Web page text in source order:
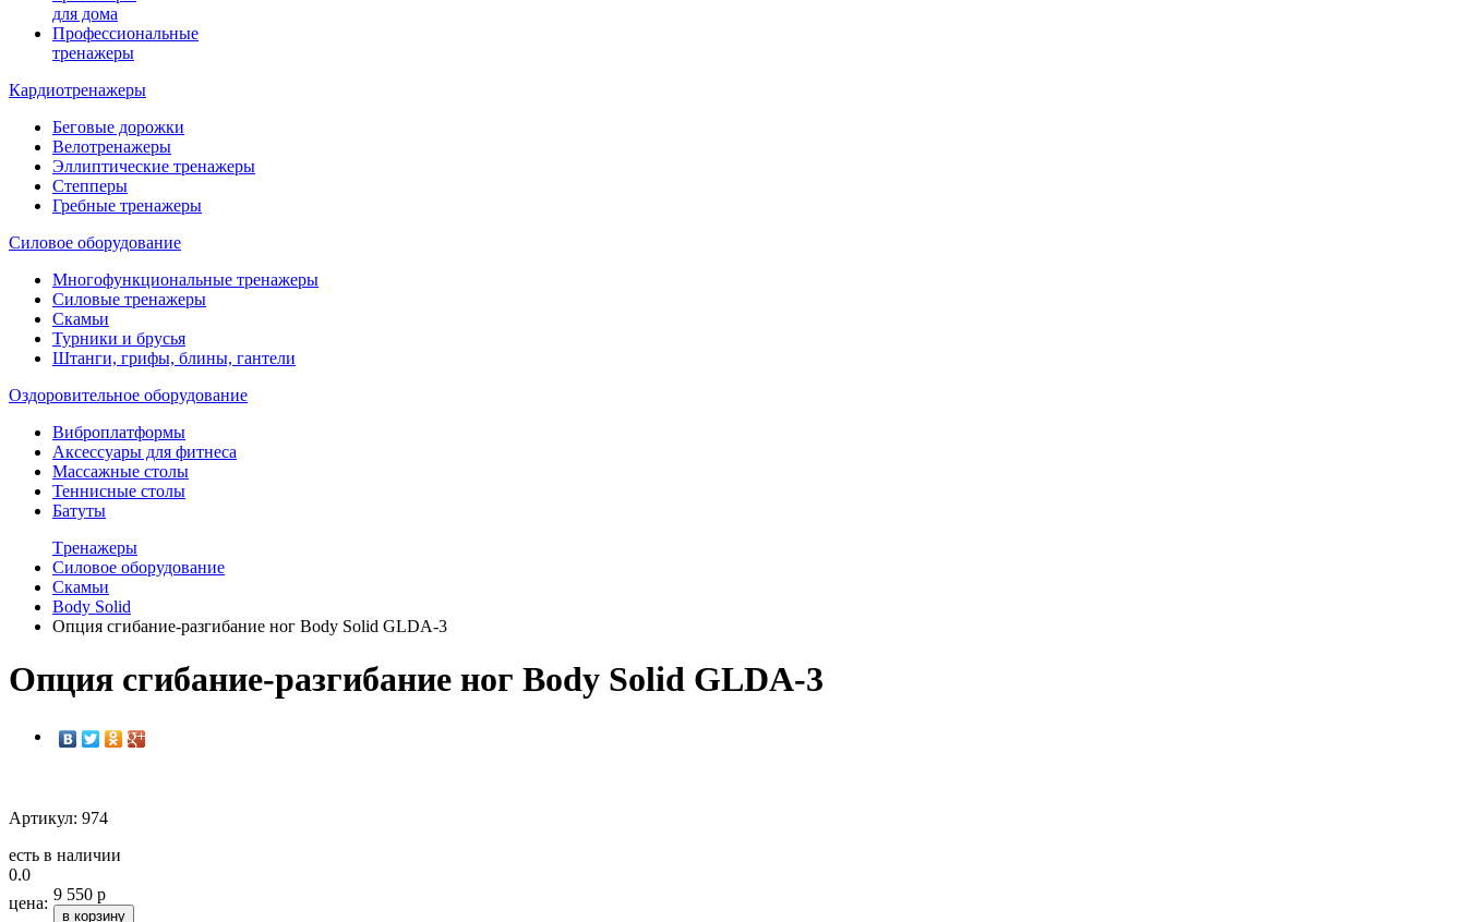
для дома
Профессиональные
тренажеры
Кардиотренажеры
Беговые дорожки
Велотренажеры
Эллиптические тренажеры
Степперы
Гребные тренажеры
Силовое оборудование
Многофункциональные тренажеры
Силовые тренажеры
Скамьи
Турники и брусья
Штанги, грифы, блины, гантели
Оздоровительное оборудование
Виброплатформы
Аксессуары для фитнеса
Массажные столы
Теннисные столы
Батуты
Tренажеры
Силовое оборудование
Скамьи
Body Solid
Опция сгибание-разгибание ног Body Solid GLDA-3
Опция сгибание-разгибание ног Body Solid GLDA-3
Артикул: 974
есть в наличии
0.0
цена: 9 550 р
в корзину